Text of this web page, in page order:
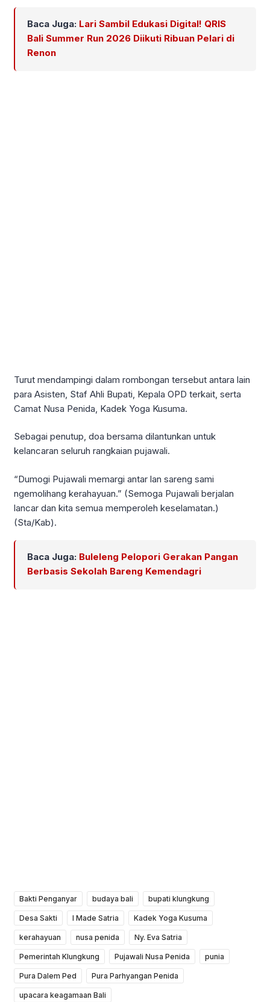
Baca Juga: Lari Sambil Edukasi Digital! QRIS
Bali Summer Run 2026 Diikuti Ribuan Pelari di
Renon
Turut mendampingi dalam rombongan tersebut antara lain
para Asisten, Staf Ahli Bupati, Kepala OPD terkait, serta
Camat Nusa Penida, Kadek Yoga Kusuma.
Sebagai penutup, doa bersama dilantunkan untuk
kelancaran seluruh rangkaian pujawali.
“Dumogi Pujawali memargi antar lan sareng sami
ngemolihang kerahayuan.” (Semoga Pujawali berjalan
lancar dan kita semua memperoleh keselamatan.)
(Sta/Kab).
Baca Juga: Buleleng Pelopori Gerakan Pangan
Berbasis Sekolah Bareng Kemendagri
Bakti Penganyar budaya bali bupati klungkung
Desa Sakti I Made Satria Kadek Yoga Kusuma
kerahayuan nusa penida Ny. Eva Satria
Pemerintah Klungkung Pujawali Nusa Penida punia
Pura Dalem Ped Pura Parhyangan Penida
upacara keagamaan Bali